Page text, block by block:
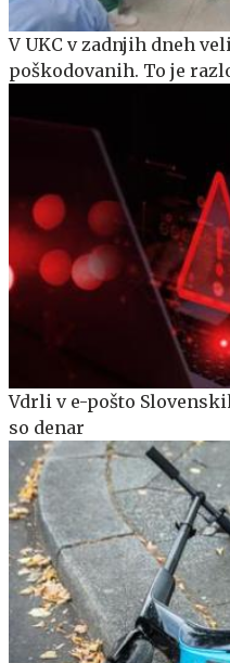
V UKC v zadnjih dneh
poškodovanih. To je
Vdrli v e-pošto
so denar